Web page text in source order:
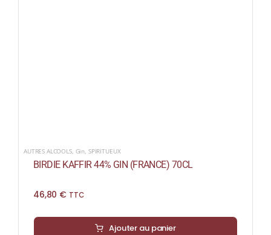
AUTRES ALCOOLS, Gin SPIRITUEUX
BIRDIE KAFFIR 44% GIN (FRANCE) 70CL
46,80 € TTC
Ajouter au panier